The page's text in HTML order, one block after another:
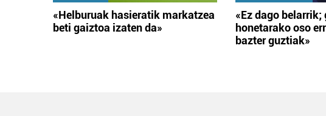
«Helburuak hasieratik markatzea
beti gaiztoa izaten da»
«Ez dago belarrik;
honetarako oso
bazter guztiak»